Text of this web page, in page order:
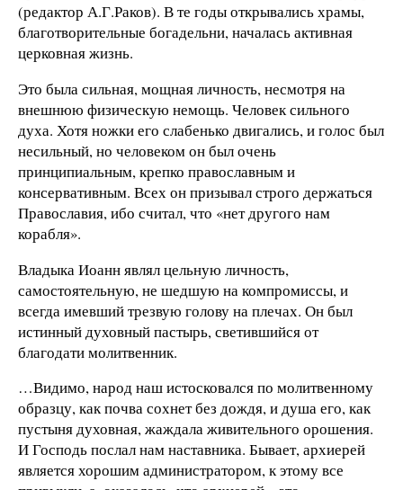
(редактор А.Г.Раков). В те годы открывались храмы,
благотворительные богадельни, началась активная
церковная жизнь.
Это была сильная, мощная личность, несмотря на
внешнюю физическую немощь. Человек сильного
духа. Хотя ножки его слабенько двигались, и голос был
несильный, но человеком он был очень
принципиальным, крепко православным и
консервативным. Всех он призывал строго держаться
Православия, ибо считал, что «нет другого нам
корабля».
Владыка Иоанн являл цельную личность,
самостоятельную, не шедшую на компромиссы, и
всегда имевший трезвую голову на плечах. Он был
истинный духовный пастырь, светившийся от
благодати молитвенник.
…Видимо, народ наш истосковался по молитвенному
образцу, как почва сохнет без дождя, и душа его, как
пустыня духовная, жаждала живительного орошения.
И Господь послал нам наставника. Бывает, архиерей
является хорошим администратором, к этому все